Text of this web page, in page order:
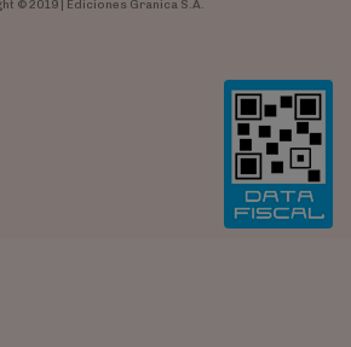
© 2019 | Ediciones Granica S.A.